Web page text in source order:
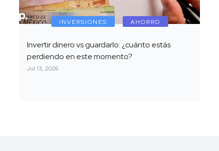
INVERSIONES AHORRO
Invertir dinero vs guardarlo: ¿cuánto estás
perdiendo en este momento?
Jul 13, 2026